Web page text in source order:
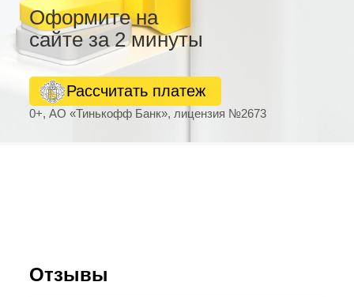
Оформите на
сайте за 2 минуты
0+, АО «Тинькофф Банк», лицензия №2673
Рассчитать платеж
Отзывы